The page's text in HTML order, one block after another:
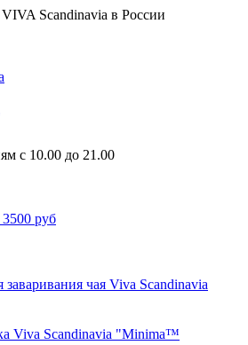
Scandinavia в России
с 10.00 до 21.00
руб
заваривания чая Viva Scandinavia
Viva Scandinavia "Minima™